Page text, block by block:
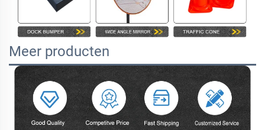
Meer producten